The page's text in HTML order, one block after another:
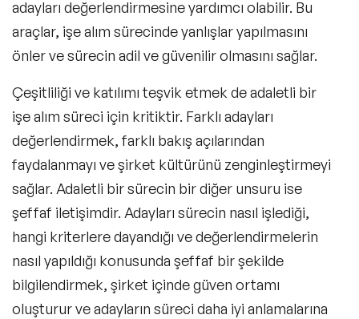
adayları değerlendirmesine yardımcı olabilir. Bu
araçlar, işe alım sürecinde yanlışlar yapılmasını
önler ve sürecin adil ve güvenilir olmasını sağlar.
Çeşitliliği ve katılımı teşvik etmek de adaletli bir
işe alım süreci için kritiktir. Farklı adayları
değerlendirmek, farklı bakış açılarından
faydalanmayı ve şirket kültürünü zenginleştirmeyi
sağlar. Adaletli bir sürecin bir diğer unsuru ise
şeffaf iletişimdir. Adayları sürecin nasıl işlediği,
hangi kriterlere dayandığı ve değerlendirmelerin
nasıl yapıldığı konusunda şeffaf bir şekilde
bilgilendirmek, şirket içinde güven ortamı
oluşturur ve adayların süreci daha iyi anlamalarına